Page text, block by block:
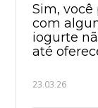
Sim,
com
iogurte
até
23.03.26